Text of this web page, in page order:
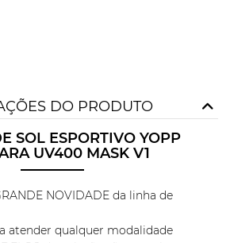
DO PRODUTO
SOL ESPORTIVO YOPP
UV400 MASK V1
NOVIDADE da linha de
atender qualquer modalidade